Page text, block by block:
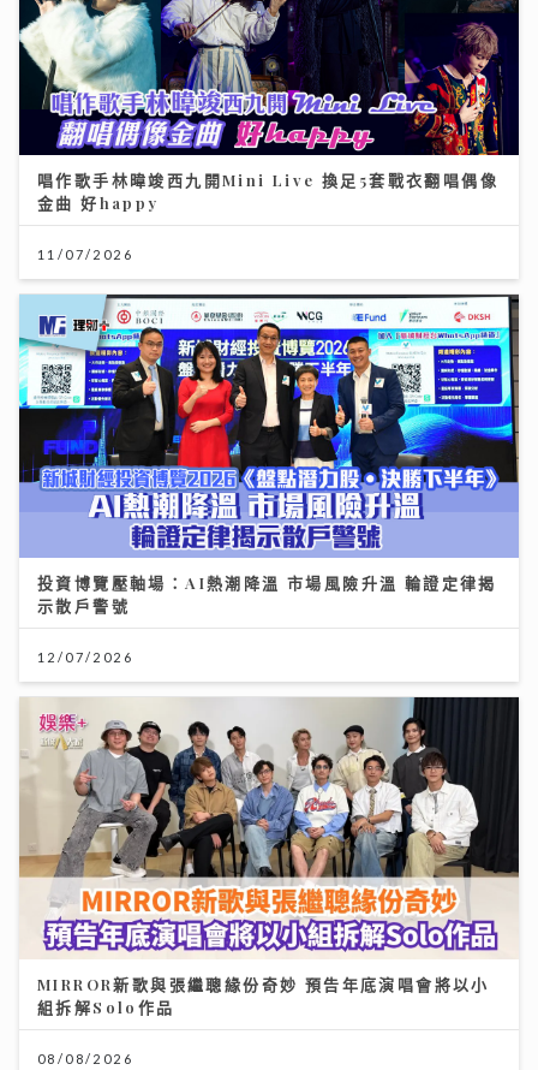
唱作歌手林暐竣西九開Mini Live 換足5套戰衣翻唱偶像
金曲 好happy
11/07/2026
投資博覽壓軸場：AI熱潮降溫 市場風險升溫 輪證定律揭
示散戶警號
12/07/2026
MIRROR新歌與張繼聰緣份奇妙 預告年底演唱會將以小
組拆解Solo作品
08/08/2026